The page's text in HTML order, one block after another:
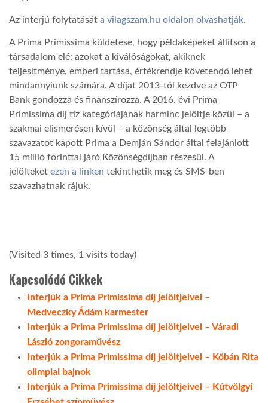
Az interjú folytatását a vilagszam.hu oldalon olvashatják.
A Prima Primissima küldetése, hogy példaképeket állítson a
társadalom elé: azokat a kiválóságokat, akiknek
teljesítménye, emberi tartása, értékrendje követendő lehet
mindannyiunk számára. A díjat 2013-tól kezdve az OTP
Bank gondozza és finanszírozza. A 2016. évi Prima
Primissima díj tíz kategóriájának harminc jelöltje közül – a
szakmai elismerésen kívül – a közönség által legtöbb
szavazatot kapott Prima a Demján Sándor által felajánlott
15 millió forinttal járó Közönségdíjban részesül. A
jelölteket ezen a linken tekinthetik meg és SMS-ben
szavazhatnak rájuk.
(Visited 3 times, 1 visits today)
Kapcsolódó Cikkek
Interjúk a Prima Primissima díj jelöltjeivel –
Medveczky Ádám karmester
Interjúk a Prima Primissima díj jelöltjeivel – Váradi
László zongoraművész
Interjúk a Prima Primissima díj jelöltjeivel – Kőbán Rita
olimpiai bajnok
Interjúk a Prima Primissima díj jelöltjeivel – Kútvölgyi